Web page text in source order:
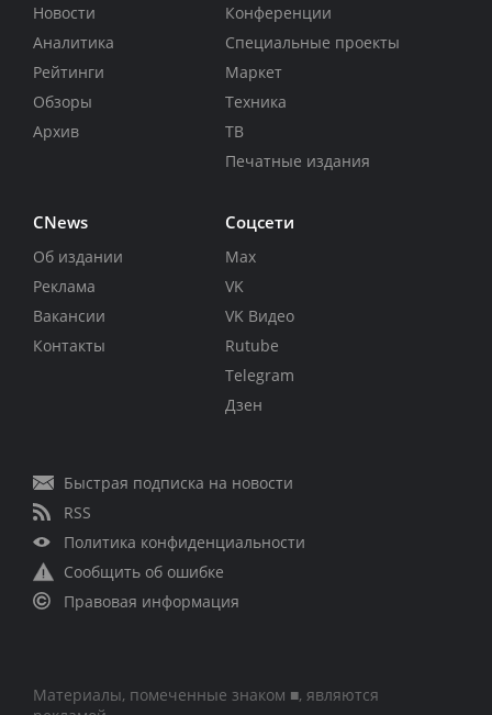
Новости
Аналитика
Рейтинги
Обзоры
Архив
Конференции
Специальные проекты
Маркет
Техника
ТВ
Печатные издания
CNews
Об издании
Реклама
Вакансии
Контакты
Соцсети
Max
VK
VK Видео
Rutube
Telegram
Дзен
Быстрая подписка на новости
RSS
Политика конфиденциальности
Сообщить об ошибке
Правовая информация
Материалы, помеченные знаком ■, являются